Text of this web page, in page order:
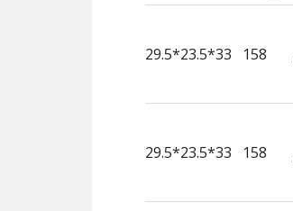
158
33*23.5*29.5
158
33*23.5*29.5